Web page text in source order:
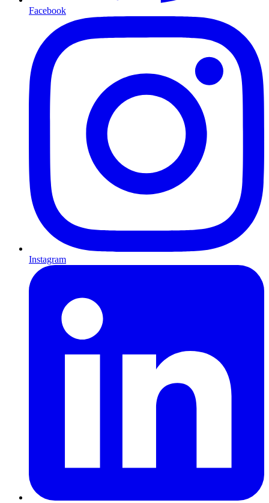
Facebook
Instagram